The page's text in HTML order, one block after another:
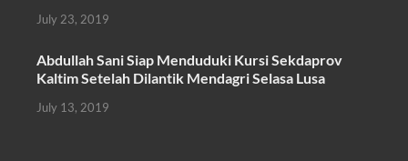
July 23, 2019
Abdullah Sani Siap Menduduki Kursi Sekdaprov
Kaltim Setelah Dilantik Mendagri Selasa Lusa
July 13, 2019